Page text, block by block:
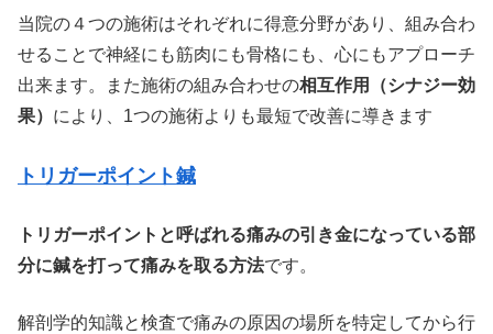
当院の４つの施術はそれぞれに得意分野があり、組み合わ
せることで神経にも筋肉にも骨格にも、心にもアプローチ
出来ます。また施術の組み合わせの相互作用（シナジー効
果） により、1つの施術よりも最短で改善に導きます
トリガーポイント鍼
トリガーポイントと呼ばれる痛みの引き金になっている部
分に鍼を打って痛みを取る方法です。
解剖学的知識と検査で痛みの原因の場所を特定してから行